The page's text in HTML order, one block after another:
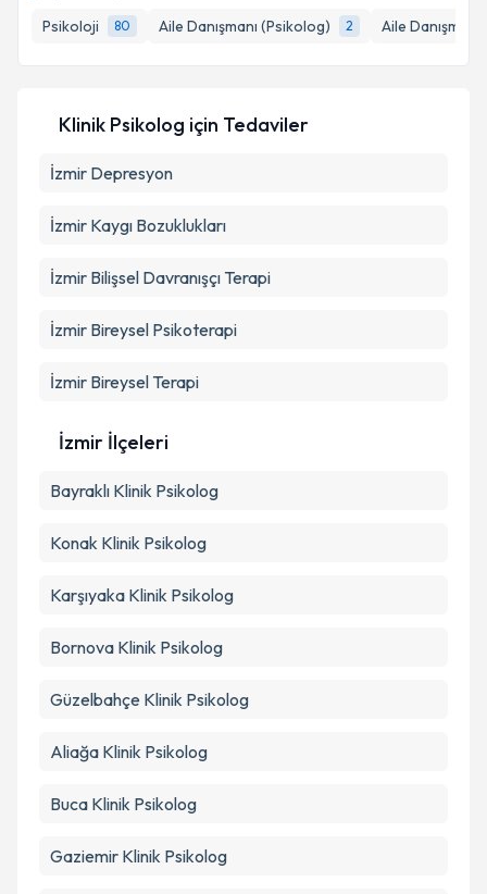
Psikoloji
80 Aile Danışmanı (Psikolog) 2 Aile Danışmanı
Klinik Psikolog için Tedaviler
İzmir Depresyon
İzmir Kaygı Bozuklukları
İzmir Bilişsel Davranışçı Terapi
İzmir Bireysel Psikoterapi
İzmir Bireysel Terapi
İzmir İlçeleri
Bayraklı Klinik Psikolog
Konak Klinik Psikolog
Karşıyaka Klinik Psikolog
Bornova Klinik Psikolog
Güzelbahçe Klinik Psikolog
Aliağa Klinik Psikolog
Buca Klinik Psikolog
Gaziemir Klinik Psikolog